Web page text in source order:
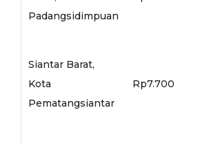
Padangsidimpuan
Siantar Barat,
Kota
Pematangsiantar
Rp7.700